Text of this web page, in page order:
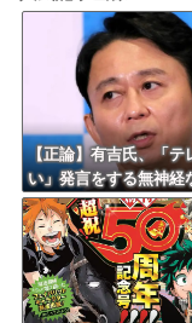
8/4のニュース
更新中止のお
【正論】有吉氏、「テ
い」発言をする無神経
に憤慨ｗｗｗｗｗｗｗ